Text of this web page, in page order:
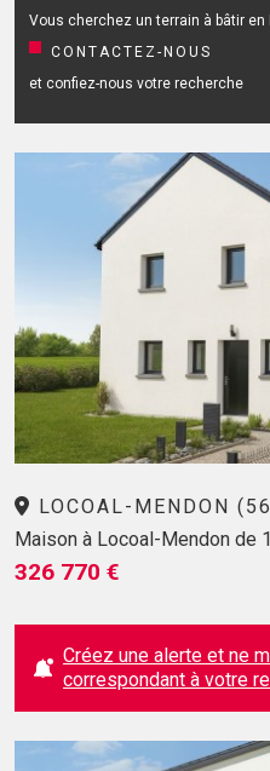
Vous cherchez un terrain à bâtir en
CONTACTEZ-NOUS
et confiez-nous votre recherche
LOCOAL-MENDON
Maison à Locoal-Mendon de
326 770 €
Créez une alerte et ne
correspondant à votre